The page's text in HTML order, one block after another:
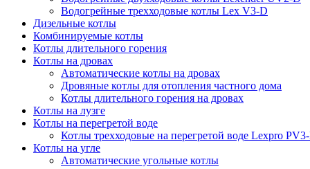
Водогрейные трехходовые котлы Lex V3-D
Дизельные котлы
Комбинируемые котлы
Котлы длительного горения
Котлы на дровах
Автоматические котлы на дровах
Дровяные котлы для отопления частного дома
Котлы длительного горения на дровах
Котлы на лузге
Котлы на перегретой воде
Котлы трехходовые на перегретой воде Lexpro
Котлы на угле
Автоматические угольные котлы